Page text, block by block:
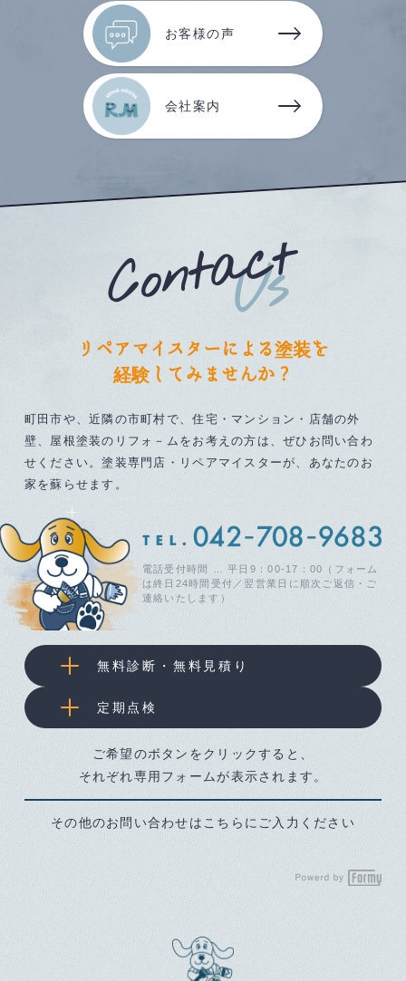
お客様の声
会社案内
リペアマイスターによる塗装を
経験してみませんか？
町田市や、近隣の市町村で、住宅・マンション・店舗の外
壁、 屋根塗装のリフォ－ムをお考えの方は、ぜひお問い合わ
せください。塗装専門店・リペアマイスターが、あなたのお
家を蘇らせます。
電話受付時間 … 平日9：00-17：00
（フォーム
は終日24時間受付／翌営業日に順次ご返信・ご
連絡いたします）
無料診断・無料見積り
定期点検
ご希望のボタンをクリックすると、
それぞれ専用フォームが表示されます。
その他のお問い合わせはこちらにご入力ください